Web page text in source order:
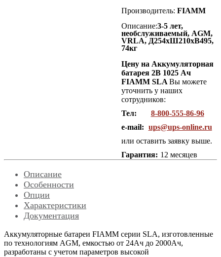
Производитель: FIAMM
Описание:3-5 лет,
необслуживаемый, AGM,
VRLA, Д254хШ210хВ495,
74кг
Цену на Аккумуляторная
батарея 2В 1025 Ач
FIAMM SLA Вы можете
уточнить у наших
сотрудников:
Тел:
8-800-555-86-96
e-mail: ups@ups-online.ru
или оставить заявку выше.
Гарантия: 12 месяцев
Описание
Особенности
Опции
Характеристики
Документация
Аккумуляторные батареи FIAMM серии SLA, изготовленные
по технологиям AGM, емкостью от 24Ач до 2000Ач,
разработаны с учетом параметров высокой